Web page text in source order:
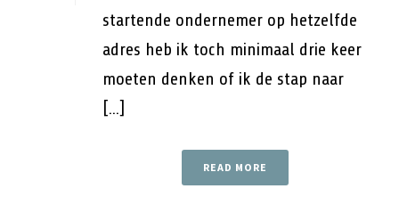
startende ondernemer op hetzelfde
adres heb ik toch minimaal drie keer
moeten denken of ik de stap naar
[...]
READ MORE